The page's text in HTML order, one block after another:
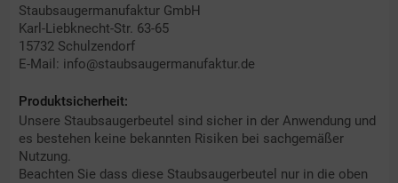
Staubsaugermanufaktur GmbH
Karl-Liebknecht-Str. 63-65
15732 Schulzendorf
E-Mail: info@staubsaugermanufaktur.de
Produktsicherheit:
Unsere Staubsaugerbeutel sind sicher in der Anwendung und
es bestehen keine bekannten Risiken bei sachgemäßer
Nutzung.
Beachten Sie dass diese Staubsaugerbeutel nur in die oben